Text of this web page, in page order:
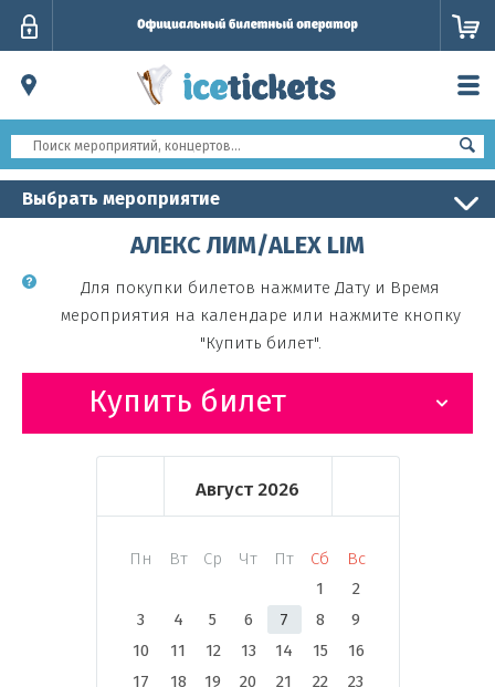
Выбрать мероприятие
АЛЕКС ЛИМ/ALEX LIM
Для покупки билетов нажмите Дату и Время
мероприятия на календаре или нажмите кнопку
"Купить билет".
Купить билет
Август 2026
Пн Вт Ср Чт Пт Сб
Вс
1
2
3
4 5 6 7 8
9
10
11 12 13 14 15
16
17
18 19 20 21 22
23